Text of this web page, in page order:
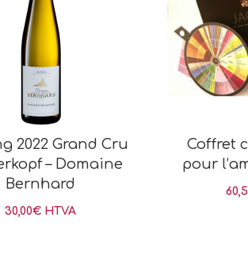
2022 Grand Cru
– Domaine
Bernhard
30,00€ HTVA
Coffret
pour